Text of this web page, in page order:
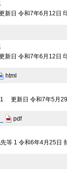
日 令和7年6月12日
日 令和7年6月12日
html
更新日 令和7年5月
pdf
等 1 令和6年4月25